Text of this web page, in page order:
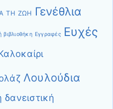
ΤΗ ΖΩΗ Γενέθλια
βιβλιοθήκη Εγγραφές
Ευχές
Λουλούδια
δανειστική